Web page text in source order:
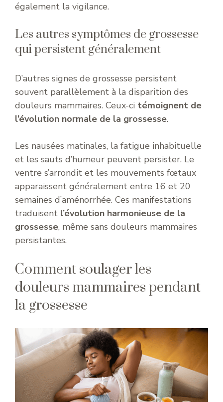
également la vigilance.
Les autres symptômes de grossesse
qui persistent généralement
D’autres signes de grossesse persistent
souvent parallèlement à la disparition des
douleurs mammaires. Ceux-ci témoignent de
l’évolution normale de la grossesse.
Les nausées matinales, la fatigue inhabituelle
et les sauts d’humeur peuvent persister. Le
ventre s’arrondit et les mouvements fœtaux
apparaissent généralement entre 16 et 20
semaines d’aménorrhée. Ces manifestations
traduisent l’évolution harmonieuse de la
grossesse, même sans douleurs mammaires
persistantes.
Comment soulager les
douleurs mammaires pendant
la grossesse